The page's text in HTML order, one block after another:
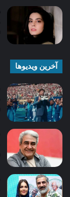
آخرین ویدیوها